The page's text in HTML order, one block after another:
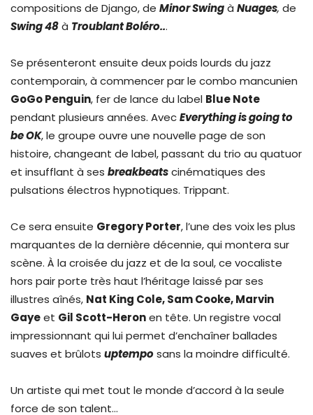
compositions de Django, de Minor Swingà Nuages, de
Swing 48à Troublant Boléro...
Se présenteront ensuite deux poids lourds du jazz
contemporain, à commencer par le combo mancunien
GoGo Penguin, fer de lance du label Blue Note
pendant plusieurs années. AvecEverything is going to
be OK, le groupe ouvre une nouvelle page de son
histoire, changeant de label, passant du trio au quatuor
et insufflant à ses breakbeatscinématiques des
pulsations électros hypnotiques. Trippant.
Ce sera ensuite Gregory Porter, l’une des voix les plus
marquantes de la dernière décennie, qui montera sur
scène. À la croisée du jazz et de la soul, ce vocaliste
hors pair porte très haut l’héritage laissé par ses
illustres aînés, Nat King Cole, Sam Cooke, Marvin
Gayeet Gil Scott-Heronen tête. Un registre vocal
impressionnant qui lui permet d’enchaîner ballades
suaves et brûlots uptemposans la moindre difficulté.
Un artiste qui met tout le monde d’accord à la seule
force de son talent…